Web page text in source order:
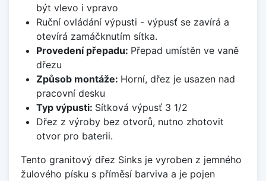
být vlevo i vpravo
Ruční ovládání výpusti - výpusť se zavírá a
otevírá zamáčknutím sítka.
Provedení přepadu: Přepad umístěn ve vaně
dřezu
Způsob montáže: Horní, dřez je usazen nad
pracovní desku
Typ výpusti: Sítková výpusť 3 1/2
Dřez z výroby bez otvorů, nutno zhotovit
otvor pro baterii.
Tento granitový dřez Sinks je vyroben z jemného
žulového písku s příměsí barviva a je pojen